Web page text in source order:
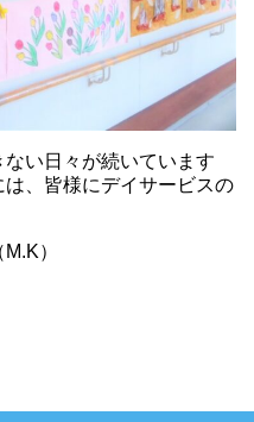
い日々が続いています
、皆様にデイサービスの
）